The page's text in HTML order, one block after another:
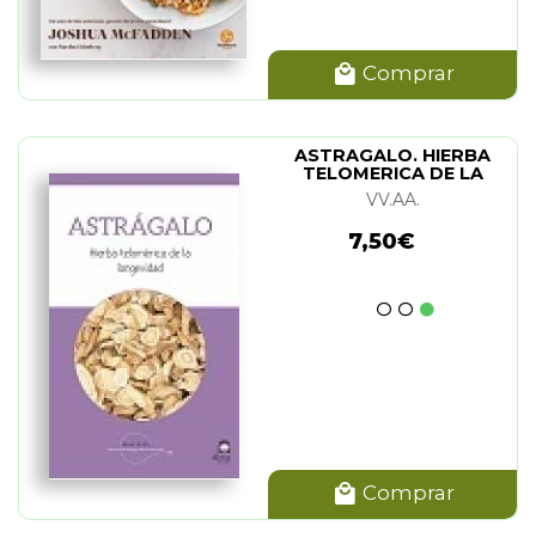
Comprar
ASTRAGALO. HIERBA
TELOMERICA DE LA
LONGEVIDAD
VV.AA.
7,50€
Comprar